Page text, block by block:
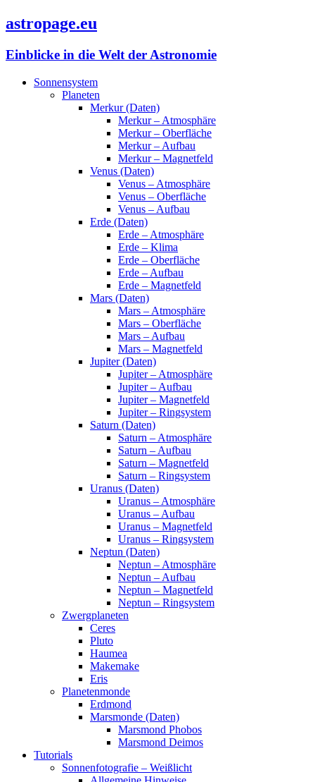
astropage.eu
Einblicke in die Welt der Astronomie
Sonnensystem
Planeten
Merkur (Daten)
Merkur – Atmosphäre
Merkur – Oberfläche
Merkur – Aufbau
Merkur – Magnetfeld
Venus (Daten)
Venus – Atmosphäre
Venus – Oberfläche
Venus – Aufbau
Erde (Daten)
Erde – Atmosphäre
Erde – Klima
Erde – Oberfläche
Erde – Aufbau
Erde – Magnetfeld
Mars (Daten)
Mars – Atmosphäre
Mars – Oberfläche
Mars – Aufbau
Mars – Magnetfeld
Jupiter (Daten)
Jupiter – Atmosphäre
Jupiter – Aufbau
Jupiter – Magnetfeld
Jupiter – Ringsystem
Saturn (Daten)
Saturn – Atmosphäre
Saturn – Aufbau
Saturn – Magnetfeld
Saturn – Ringsystem
Uranus (Daten)
Uranus – Atmosphäre
Uranus – Aufbau
Uranus – Magnetfeld
Uranus – Ringsystem
Neptun (Daten)
Neptun – Atmosphäre
Neptun – Aufbau
Neptun – Magnetfeld
Neptun – Ringsystem
Zwergplaneten
Ceres
Pluto
Haumea
Makemake
Eris
Planetenmonde
Erdmond
Marsmonde (Daten)
Marsmond Phobos
Marsmond Deimos
Tutorials
Sonnenfotografie – Weißlicht